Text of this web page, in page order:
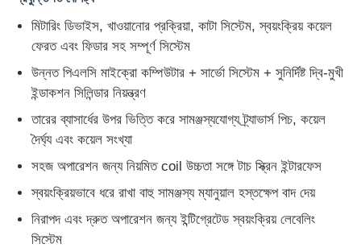
মিটারিং ডিভাইস, খাওয়ানোর প্রক্রিয়া, কাটা সিস্টেম, স্বয়ংক্রিয় কয়েল
ফেরত এবং ফিডার সহ সম্পূর্ণ সিস্টেম
উন্নত পিএলসি মাইক্রো কম্পিউটার + সার্ভো সিস্টেম + সুনির্দিষ্ট দ্বি-মুখী
ইন্ডাকশন সিলিন্ডার নিয়ন্ত্রণ
তারের ব্যাসার্ধের উপর ভিত্তি করে সামঞ্জস্যযোগ্য ট্র্যাভার্স পিচ, কয়েল
দৈর্ঘ্য এবং কয়েল সংখ্যা
সহজ অপারেশন জন্য নিয়মিত coil উচ্চতা সঙ্গে টাচ স্ক্রিন ইন্টারফেস
স্বয়ংক্রিয়ভাবে ধরে রাখা বাহু সামঞ্জস্য ম্যানুয়াল হস্তক্ষেপ বাদ দেয়
নিরাপদ এবং দ্রুত অপারেশন জন্য ইন্টিগ্রেটেড স্বয়ংক্রিয় লেবেলিং
সিস্টেম